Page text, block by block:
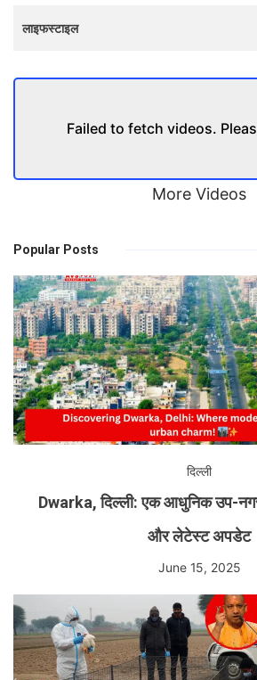
लाइफस्टाइल
Failed to fetch videos.
More Videos
Popular Posts
दिल्ली
Dwarka, दिल्ली: एक आधुनिक उप-
और लेटेस्ट अपडेट
June 15, 2025